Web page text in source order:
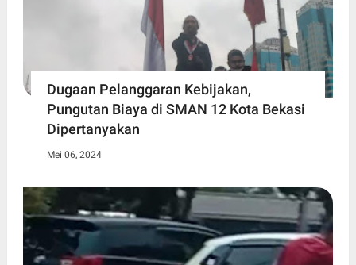
Dugaan Pelanggaran Kebijakan,
Pungutan Biaya di SMAN 12 Kota Bekasi
Dipertanyakan
Mei 06, 2024